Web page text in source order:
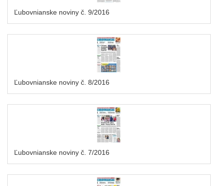
Ľubovnianske noviny č. 9/2016
Ľubovnianske noviny č. 8/2016
Ľubovnianske noviny č. 7/2016